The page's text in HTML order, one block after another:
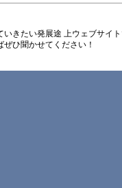
きたい発展途 上ウェブサイ
ひ聞かせてください！